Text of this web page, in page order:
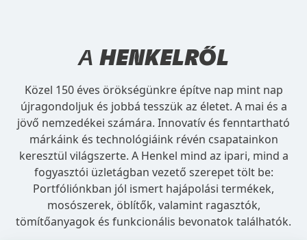
A HENKELRŐL
Közel 150 éves örökségünkre építve nap mint nap
újragondoljuk és jobbá tesszük az életet. A mai és a
jövő nemzedékei számára. Innovatív és fenntartható
márkáink és technológiáink révén csapatainkon
keresztül világszerte. A Henkel mind az ipari, mind a
fogyasztói üzletágban vezető szerepet tölt be:
Portfóliónkban jól ismert hajápolási termékek,
mosószerek, öblítők, valamint ragasztók,
tömítőanyagok és funkcionális bevonatok találhatók.